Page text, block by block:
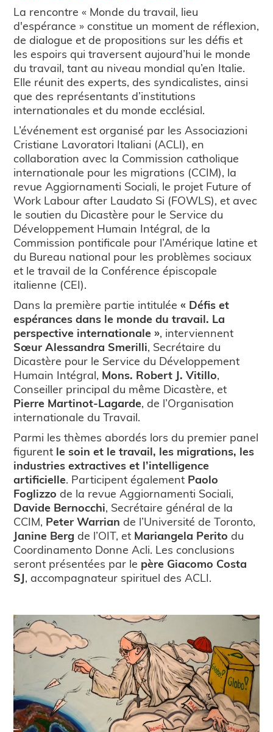
La rencontre « Monde du travail, lieu
d'espérance » constitue un moment de réflexion,
de dialogue et de propositions sur les défis et
les espoirs qui traversent aujourd’hui le monde
du travail, tant au niveau mondial qu’en Italie.
Elle réunit des experts, des syndicalistes, ainsi
que des représentants d’institutions
internationales et du monde ecclésial.
L’événement est organisé par les Associazioni
Cristiane Lavoratori Italiani (ACLI), en
collaboration avec la Commission catholique
internationale pour les migrations (CCIM), la
revue Aggiornamenti Sociali, le projet Future of
Work Labour after Laudato Si (FOWLS), et avec
le soutien du Dicastère pour le Service du
Développement Humain Intégral, de la
Commission pontificale pour l’Amérique latine et
du Bureau national pour les problèmes sociaux
et le travail de la Conférence épiscopale
italienne (CEI).
Dans la première partie intitulée« Défis et
espérances dans le monde du travail. La
perspective internationale », interviennent
Sœur Alessandra Smerilli, Secrétaire du
Dicastère pour le Service du Développement
Humain Intégral, Mons. Robert J. Vitillo,
Conseiller principal du même Dicastère, et
Pierre Martinot-Lagarde, de l’Organisation
internationale du Travail.
Parmi les thèmes abordés lors du premier panel
figurent le soin et le travail, les migrations, les
industries extractives et l’intelligence
artificielle. Participent également Paolo
Foglizzo de la revue Aggiornamenti Sociali,
Davide Bernocchi, Secrétaire général de la
CCIM, Peter Warrian de l’Université de Toronto,
Janine Berg de l’OIT, et Mariangela Perito du
Coordinamento Donne Acli. Les conclusions
seront présentées par le père Giacomo Costa
SJ, accompagnateur spirituel des ACLI.